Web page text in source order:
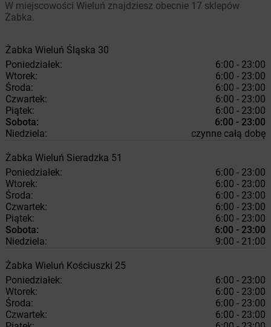
W miejscowości Wieluń znajdziesz obecnie 17 sklepów
Żabka.
Żabka Wieluń Śląska 30
Poniedziałek:
6:00 - 23:00
Wtorek:
6:00 - 23:00
Środa:
6:00 - 23:00
Czwartek:
6:00 - 23:00
Piątek:
6:00 - 23:00
Sobota:
6:00 - 23:00
Niedziela:
czynne całą dobę
Żabka Wieluń Sieradzka 51
Poniedziałek:
6:00 - 23:00
Wtorek:
6:00 - 23:00
Środa:
6:00 - 23:00
Czwartek:
6:00 - 23:00
Piątek:
6:00 - 23:00
Sobota:
6:00 - 23:00
Niedziela:
9:00 - 21:00
Żabka Wieluń Kościuszki 25
Poniedziałek:
6:00 - 23:00
Wtorek:
6:00 - 23:00
Środa:
6:00 - 23:00
Czwartek:
6:00 - 23:00